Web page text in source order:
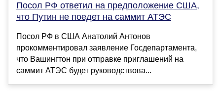
Посол РФ ответил на предположение США,
что Путин не поедет на саммит АТЭС
Посол РФ в США Анатолий Антонов
прокомментировал заявление Госдепартамента,
что Вашингтон при отправке приглашений на
саммит АТЭС будет руководствова...